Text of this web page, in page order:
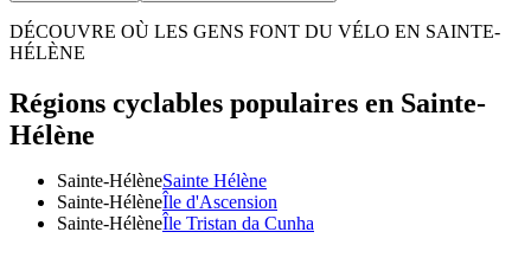
DÉCOUVRE OÙ LES GENS FONT DU VÉLO EN SAINTE-
HÉLÈNE
Régions cyclables populaires en Sainte-
Hélène
Sainte-HélèneSainte Hélène
Sainte-HélèneÎle d'Ascension
Sainte-HélèneÎle Tristan da Cunha